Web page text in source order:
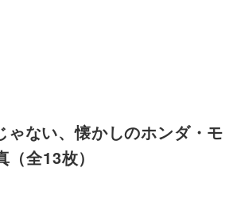
ない、懐かしのホンダ・
全13枚）